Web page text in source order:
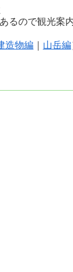
るので観光案
造物編｜ 山岳編